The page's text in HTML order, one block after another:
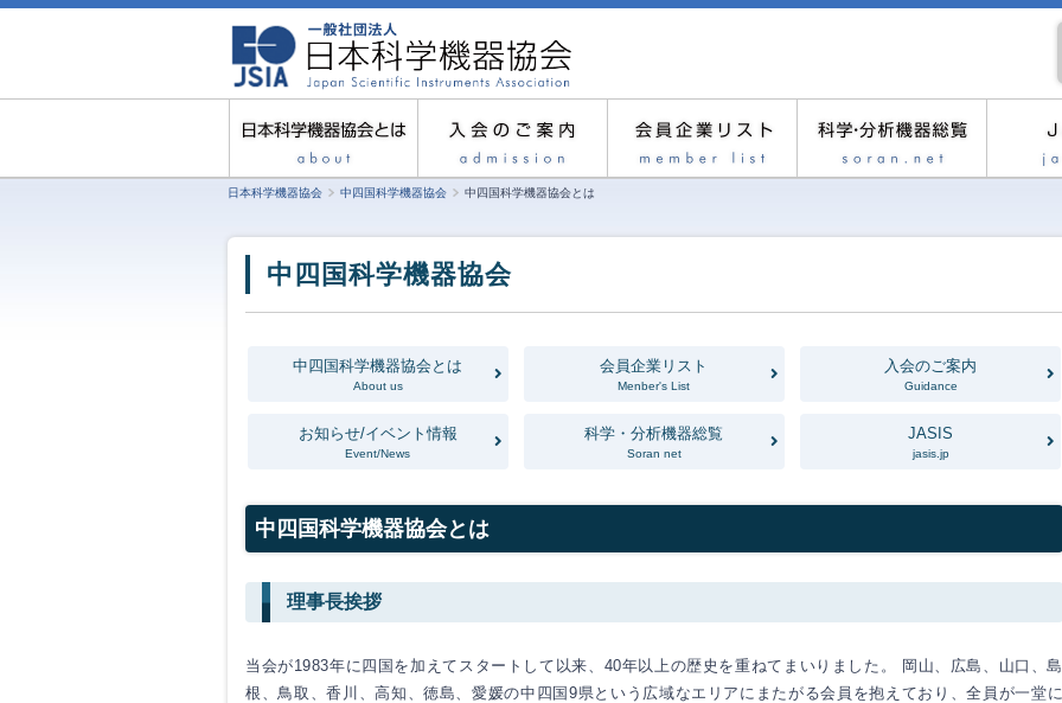
日本科学機器協会 中四国科学機器協会 中四国科学機器協会とは
中四国科学機器協会
中四国科学機器協会とは
About us
会員企業リスト
Menber's List
入会のご案内
Guidance
お知らせ/イベント情報
Event/News
科学・分析機器総覧
Soran net
JASIS
jasis.jp
中四国科学機器協会とは
理事長挨拶
当会が1983年に四国を加えてスタートして以来、40年以上の歴史を重ねてまいりました。 岡山、広島、山口、島
根、鳥取、香川、高知、徳島、愛媛の中四国9県という広域なエリアにまたがる会員を抱えており、全員が一堂に